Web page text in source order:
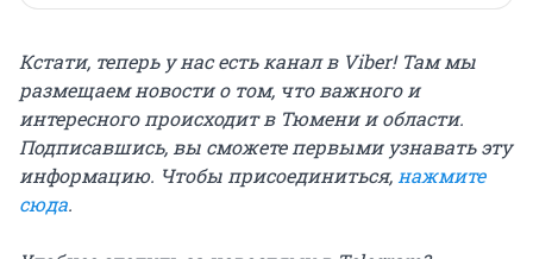
Кстати, теперь у нас есть канал в Viber! Там мы
размещаем новости о том, что важного и
интересного происходит в Тюмени и области.
Подписавшись, вы сможете первыми узнавать эту
информацию. Чтобы присоединиться,нажмите
сюда.